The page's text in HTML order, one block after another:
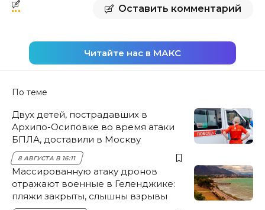
Оставить комментарий
Читайте нас в МАКС
По теме
Двух детей, пострадавших в
Архипо-Осиповке во время атаки
БПЛА, доставили в Москву
8 АВГУСТА В 16:11
Массированную атаку дронов
отражают военные в Геленджике:
пляжи закрыты, слышны взрывы